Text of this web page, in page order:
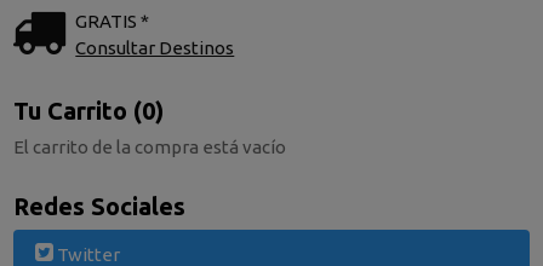
GRATIS *
Consultar Destinos
Tu Carrito (0)
El carrito de la compra está vacío
Redes Sociales
Twitter